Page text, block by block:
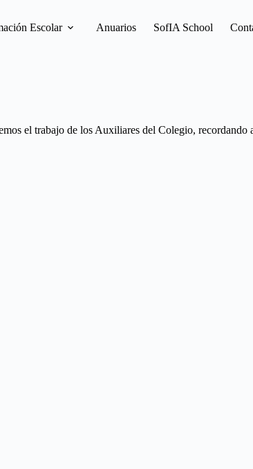
Escolar Anuarios SofIA School
el trabajo de los Auxiliares del Colegio, recordando